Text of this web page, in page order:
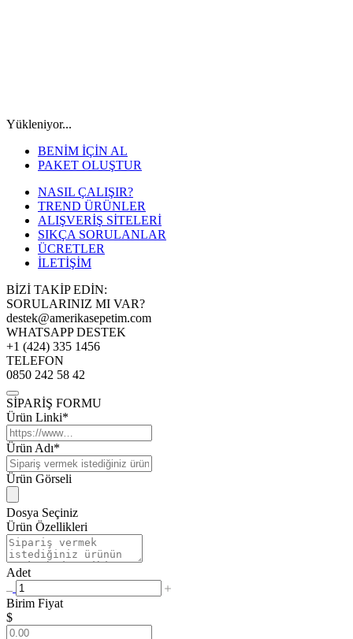
Yükleniyor...
BENİM İÇİN AL
PAKET OLUŞTUR
NASIL ÇALIŞIR?
TREND ÜRÜNLER
ALIŞVERİŞ SİTELERİ
SIKÇA SORULANLAR
ÜCRETLER
İLETİŞİM
BİZİ TAKİP EDİN:
SORULARINIZ MI VAR?
destek@amerikasepetim.com
WHATSAPP DESTEK
+1 (424) 335 1456
TELEFON
0850 242 58 42
SİPARİŞ FORMU
Ürün Linki*
Ürün Adı*
Ürün Görseli
Dosya Seçiniz
Ürün Özellikleri
Adet
Birim Fiyat
$